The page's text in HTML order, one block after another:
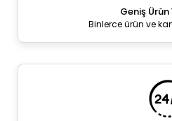
Geniş
Binlerce ürün ve